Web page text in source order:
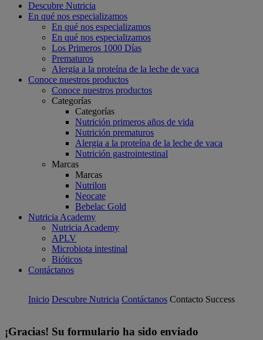
Descubre Nutricia
En qué nos especializamos
En qué nos especializamos
En qué nos especializamos
Los Primeros 1000 Días
Prematuros
Alergia a la proteína de la leche de vaca
Conoce nuestros productos
Conoce nuestros productos
Categorías
Categorías
Nutrición primeros años de vida
Nutrición prematuros
Alergia a la proteína de la leche de vaca
Nutrición gastrointestinal
Marcas
Marcas
Nutrilon
Neocate
Bebelac Gold
Nutricia Academy
Nutricia Academy
APLV
Microbiota intestinal
Bióticos
Contáctanos
Inicio Descubre Nutricia Contáctanos Contacto Success
¡Gracias! Su formulario ha sido enviado